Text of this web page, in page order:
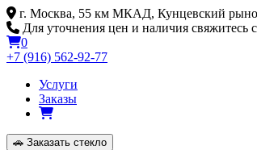
Skip
to
content
г. Москва, 55 км МКАД, Кунцевский
Для уточнения цен и наличия свяжитесь
0
+7 (916) 562-92-77
Услуги
Заказы
🚗 Заказать стекло